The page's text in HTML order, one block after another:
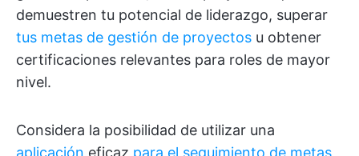
demuestren tu potencial de liderazgo, superar
tus metas de gestión de proyectos u obtener
certificaciones relevantes para roles de mayor
nivel.
Considera la posibilidad de utilizar una
aplicación eficaz para el seguimiento de metas